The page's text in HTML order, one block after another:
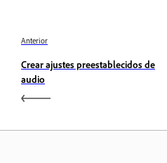
Anterior
Crear ajustes preestablecidos de
audio